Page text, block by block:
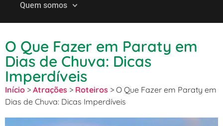
Quem somos
O Que Fazer em Paraty em
Dias de Chuva: Dicas
Imperdíveis
Início > Atrações > Roteiros > O Que Fazer em Paraty em
Dias de Chuva: Dicas Imperdíveis